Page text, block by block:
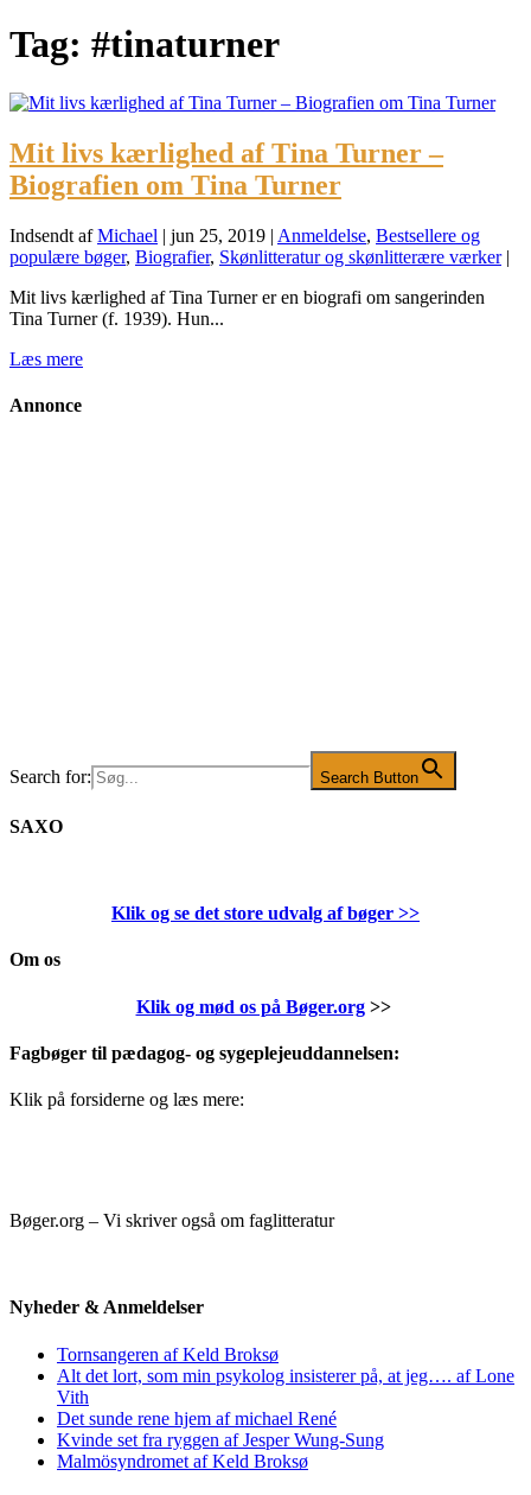
Tag: #tinaturner
Mit livs kærlighed af Tina Turner –
Biografien om Tina Turner
Indsendt afMichael | jun 25, 2019 | Anmeldelse, Bestsellere og
populære bøger, Biografier, Skønlitteratur og skønlitterære værker|
Mit livs kærlighed af Tina Turner er en biografi om sangerinden
Tina Turner (f. 1939). Hun...
Læs mere
Annonce
Search for: Search Button
SAXO
Klik og se det store udvalg af bøger >>
Om os
Klik og mød os på Bøger.org>>
Fagbøger til pædagog- og sygeplejeuddannelsen:
Klik på forsiderne og læs mere:
Bøger.org – Vi skriver også om faglitteratur
Nyheder & Anmeldelser
Tornsangeren af Keld Broksø
Alt det lort, som min psykolog insisterer på, at jeg…. af Lone
Vith
Det sunde rene hjem af michael René
Kvinde set fra ryggen af Jesper Wung-Sung
Malmösyndromet af Keld Broksø